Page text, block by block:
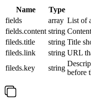
Name Type
fields
array List of
fields.content string
fileds.title
string Title
fileds.link
string URL
fileds.key
string
before